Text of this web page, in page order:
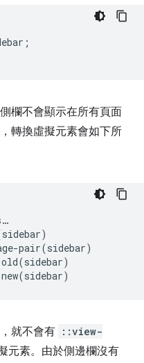
;
欄不會顯示在所有頁面
轉換虛擬元素會如下所
就不會有 ::view-
元素。由於側邊欄沒有